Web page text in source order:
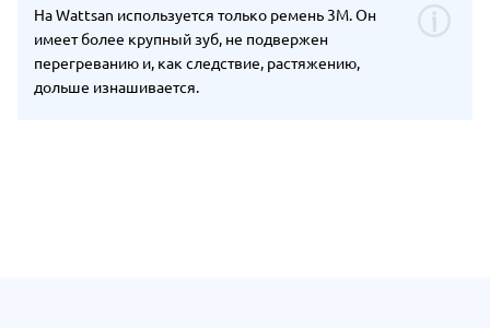
На Wattsan используется только ремень 3M. Он
имеет более крупный зуб, не подвержен
перегреванию и, как следствие, растяжению,
дольше изнашивается.